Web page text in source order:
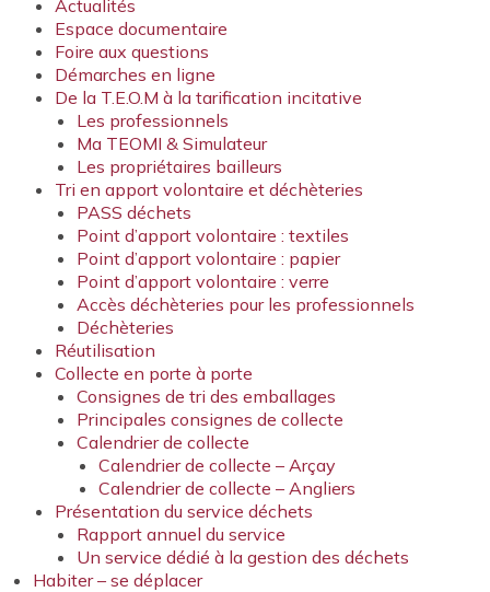
Actualités
Espace documentaire
Foire aux questions
Démarches en ligne
De la T.E.O.M à la tarification incitative
Les professionnels
Ma TEOMI & Simulateur
Les propriétaires bailleurs
Tri en apport volontaire et déchèteries
PASS déchets
Point d’apport volontaire : textiles
Point d’apport volontaire : papier
Point d’apport volontaire : verre
Accès déchèteries pour les professionnels
Déchèteries
Réutilisation
Collecte en porte à porte
Consignes de tri des emballages
Principales consignes de collecte
Calendrier de collecte
Calendrier de collecte – Arçay
Calendrier de collecte – Angliers
Présentation du service déchets
Rapport annuel du service
Un service dédié à la gestion des déchets
Habiter – se déplacer